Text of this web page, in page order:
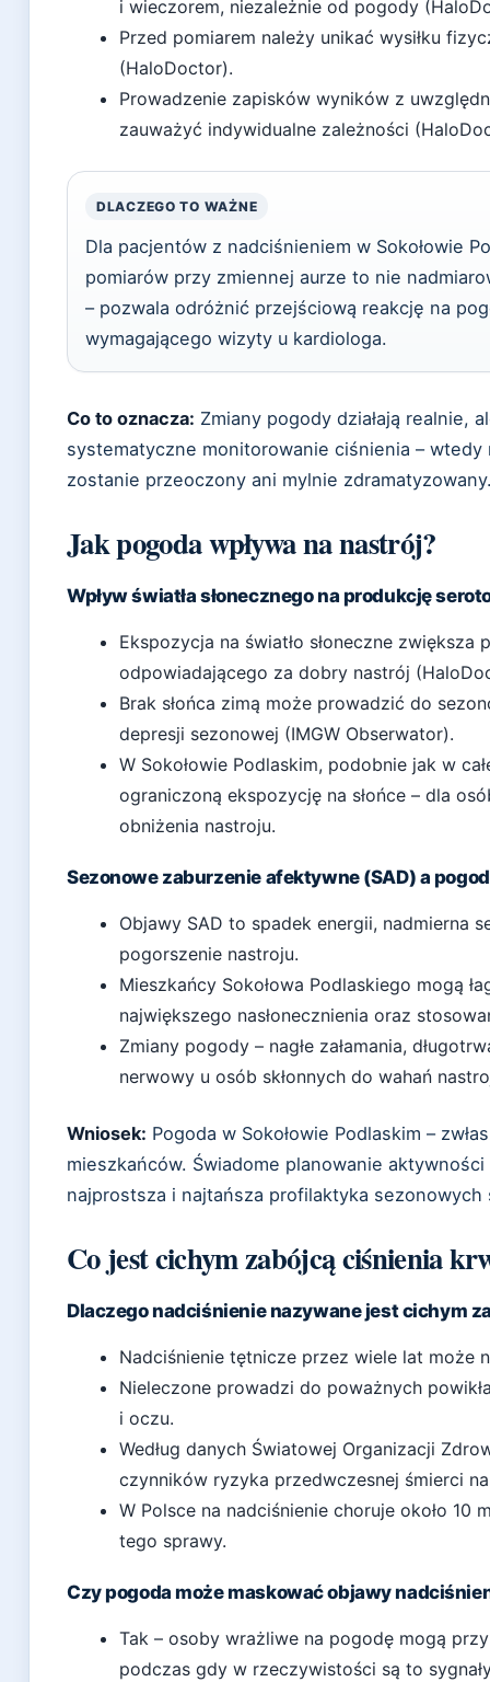
i wieczorem, niezależnie od pogody
Przed pomiarem należy unikać wysiłku
(HaloDoctor).
Prowadzenie zapisków wyników z
zauważyć indywidualne zależności
DLACZEGO TO WAŻNE
Dla pacjentów z nadciśnieniem w Sokołowie
pomiarów przy zmiennej aurze to nie
– pozwala odróżnić przejściową reakcję na
wymagającego wizyty u kardiologa.
Co to oznacza: Zmiany pogody działają realnie,
systematyczne monitorowanie ciśnienia –
zostanie przeoczony ani mylnie
Jak pogoda wpływa na nastrój?
Wpływ światła słonecznego na produkcję
Ekspozycja na światło słoneczne
odpowiadającego za dobry nastrój
Brak słońca zimą może prowadzić do
depresji sezonowej (IMGW Obserwator).
W Sokołowie Podlaskim, podobnie jak w
ograniczoną ekspozycję na słońce – dla
obniżenia nastroju.
Sezonowe zaburzenie afektywne (SAD) a
Objawy SAD to spadek energii, nadmierna
pogorszenie nastroju.
Mieszkańcy Sokołowa Podlaskiego mogą
największego nasłonecznienia oraz
Zmiany pogody – nagłe załamania,
nerwowy u osób skłonnych do wahań
Wniosek: Pogoda w Sokołowie Podlaskim –
mieszkańców. Świadome planowanie
najprostsza i najtańsza profilaktyka sezonowych
Co jest cichym zabójcą ciśnienia
Dlaczego nadciśnienie nazywane jest cichym
Nadciśnienie tętnicze przez wiele lat może
Nieleczone prowadzi do poważnych
i oczu.
Według danych Światowej Organizacji
czynników ryzyka przedwczesnej śmierci
W Polsce na nadciśnienie choruje około 10
tego sprawy.
Czy pogoda może maskować objawy
Tak – osoby wrażliwe na pogodę mogą
podczas gdy w rzeczywistości są to